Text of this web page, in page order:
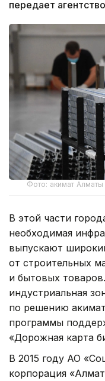
передает
Фото: акимат Алматы
В этой части
необходимая
выпускают
от строительных
и бытовых
индустриальная
по решению
программы
«Дорожная карта
В 2015 году АО
корпорация